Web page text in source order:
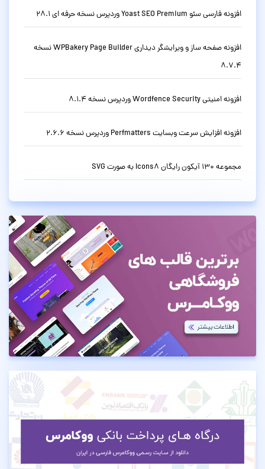
افزونه فارسی سئو Yoast SEO Premium وردپرس نسخه حرفه ای 28.1
افزونه صفحه ساز و ویرایشگر دیداری WPBakery Page Builder نسخه
8.7.4
افزونه امنیتی Wordfence Security وردپرس نسخه 8.1.4
افزونه افزایش سرعت وبسایت Perfmatters وردپرس نسخه 2.6.6
مجموعه 130 آیکون رایگان Icons8 به صورت SVG